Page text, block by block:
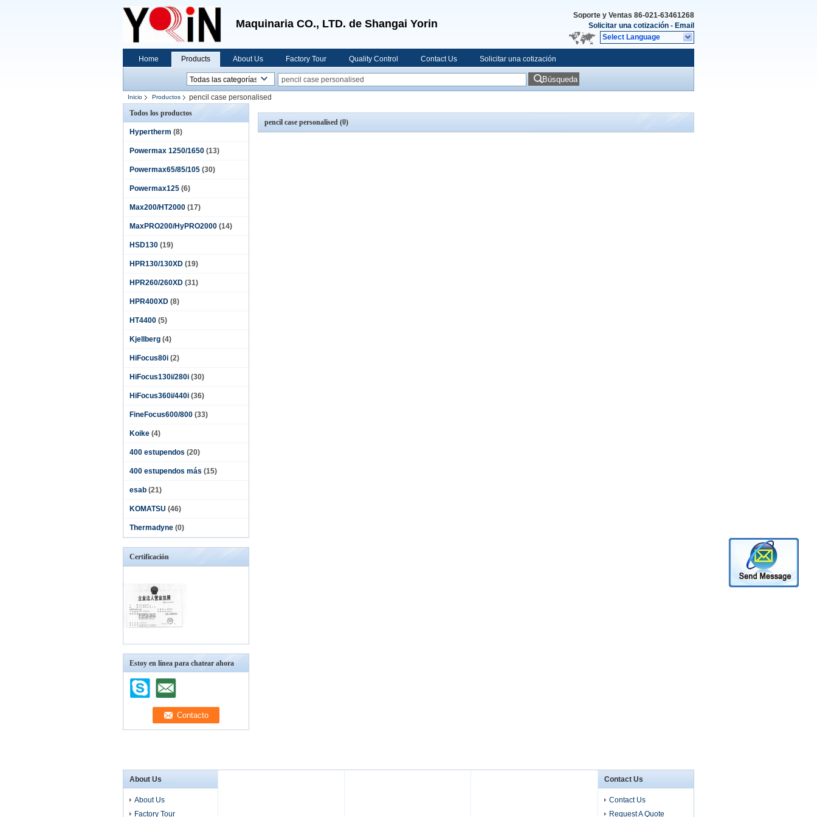
Maquinaria CO., LTD. de Shangai Yorin
Soporte y Ventas 86-021-63461268
Solicitar una cotización - Email
Select Language
Home Products About Us Factory Tour Quality Control Contact Us Solicitar una cotización
Búsqueda
Inicio Productos
pencil case personalised
Todos los productos
Hypertherm (8)
Powermax 1250/1650 (13)
Powermax65/85/105 (30)
Powermax125 (6)
Max200/HT2000 (17)
MaxPRO200/HyPRO2000 (14)
HSD130 (19)
HPR130/130XD (19)
HPR260/260XD (31)
HPR400XD (8)
HT4400 (5)
Kjellberg (4)
HiFocus80i (2)
HiFocus130i/280i (30)
HiFocus360i/440i (36)
FineFocus600/800 (33)
Koike (4)
400 estupendos (20)
400 estupendos más (15)
esab (21)
KOMATSU (46)
Thermadyne (0)
Certificación
Estoy en línea para chatear ahora
pencil case personalised (0)
About Us
About Us
Factory Tour
Contact Us
Contact Us
Request A Quote